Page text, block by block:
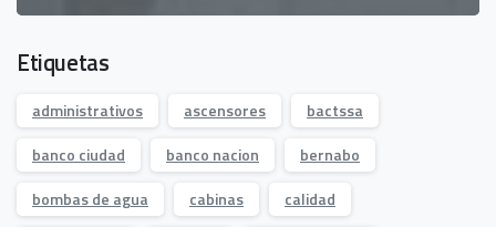
Etiquetas
administrativos ascensores
bactssa
banco ciudad
banco nacion
bernabo
bombas de agua
cabinas
calidad